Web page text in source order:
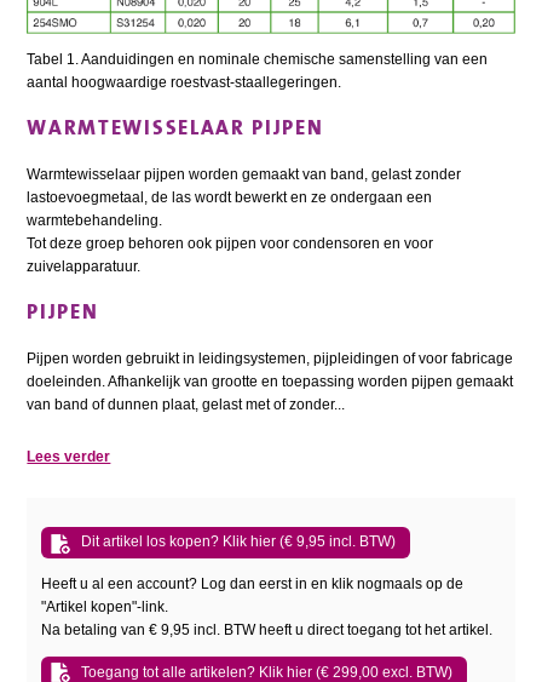
Tabel 1. Aanduidingen en nominale chemische samenstelling van een
aantal hoogwaardige roestvast-staallegeringen.
WARMTEWISSELAAR PIJPEN
Warmtewisselaar pijpen worden gemaakt van band, gelast zonder
lastoevoegmetaal, de las wordt bewerkt en ze ondergaan een
warmtebehandeling.
Tot deze groep behoren ook pijpen voor condensoren en voor
zuivelapparatuur.
PIJPEN
Pijpen worden gebruikt in leidingsystemen, pijpleidingen of voor fabricage
doeleinden. Afhankelijk van grootte en toepassing worden pijpen gemaakt
van band of dunnen plaat, gelast met of zonder...
Lees verder
Dit artikel los kopen? Klik hier (€ 9,95 incl. BTW)
Heeft u al een account? Log dan eerst in en klik nogmaals op de
"Artikel kopen"-link.
Na betaling van € 9,95 incl. BTW heeft u direct toegang tot het artikel.
Toegang tot alle artikelen? Klik hier (€ 299,00 excl. BTW)